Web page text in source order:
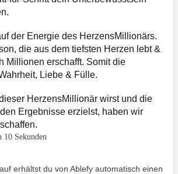
der Energie des HerzensMillionärs.
die aus dem tiefsten Herzen lebt &
Millionen erschafft. Somit die
Liebe & Fülle.
HerzensMillionär wirst und die
Ergebnisse erzielst, haben wir
10 Sekunden
erhältst du von Ablefy automatisch einen